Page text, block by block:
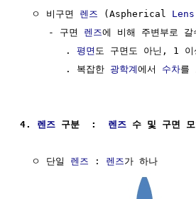
  ㅇ 비구면
렌즈 (Aspherical Lens
     - 구면
렌즈에 비해 주변부로 갈
        .
평면 도 구면도 아닌, 1 이
        . 복잡한
광학계에서 수차를
4. 렌즈 구분  : 렌즈 수 및 구면
  ㅇ 단일
렌즈 : 렌즈가 하나